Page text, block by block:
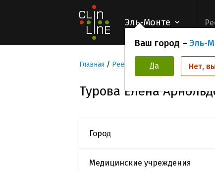
Эль-Монте
Ваш город – Эль-
Да Нет,
Главная Реестр Исследователей
Турова Елена
Город
Медицинские учреждения